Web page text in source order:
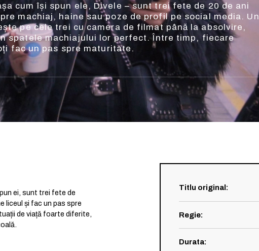
cum își spun ele, Divele – sunt trei fete de 20 de ani
machiaj, haine sau poze de profil pe social media. Un
pe cele trei cu camera de filmat până la absolvire,
spatele machiajului lor perfect. Între timp, fiecare
fac un pas spre maturitate.
ei, sunt trei fete de
liceul și fac un pas spre
de viață foarte diferite,
Titlu original :
Regie:
Durata: